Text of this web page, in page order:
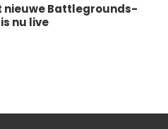
nieuwe Battlegrounds-
nu live